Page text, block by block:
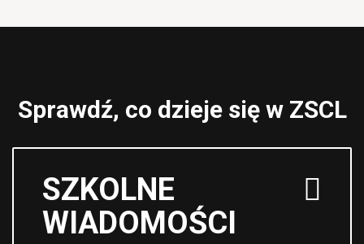
Sprawdź, co dzieje się w ZSCL
SZKOLNE
WIADOMOŚCI